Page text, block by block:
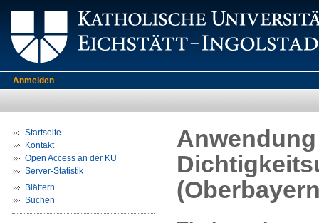
Anmelden
Startseite
Kontakt
Open Access an der KU
Server-Statistik
Blättern
Suchen